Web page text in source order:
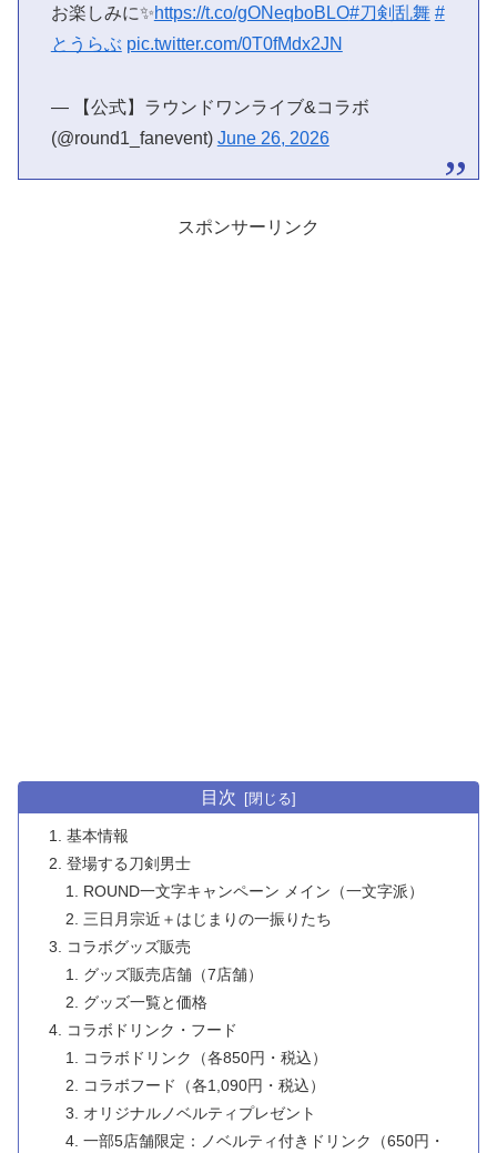
お楽しみに✨https://t.co/gONeqboBLO#刀剣乱舞 #
とうらぶ pic.twitter.com/0T0fMdx2JN
— 【公式】ラウンドワンライブ&コラボ
(@round1_fanevent) June 26, 2026
スポンサーリンク
目次
基本情報
登場する刀剣男士
ROUND一文字キャンペーン メイン（一文字派）
三日月宗近＋はじまりの一振りたち
コラボグッズ販売
グッズ販売店舗（7店舗）
グッズ一覧と価格
コラボドリンク・フード
コラボドリンク（各850円・税込）
コラボフード（各1,090円・税込）
オリジナルノベルティプレゼント
一部5店舗限定：ノベルティ付きドリンク（650円・